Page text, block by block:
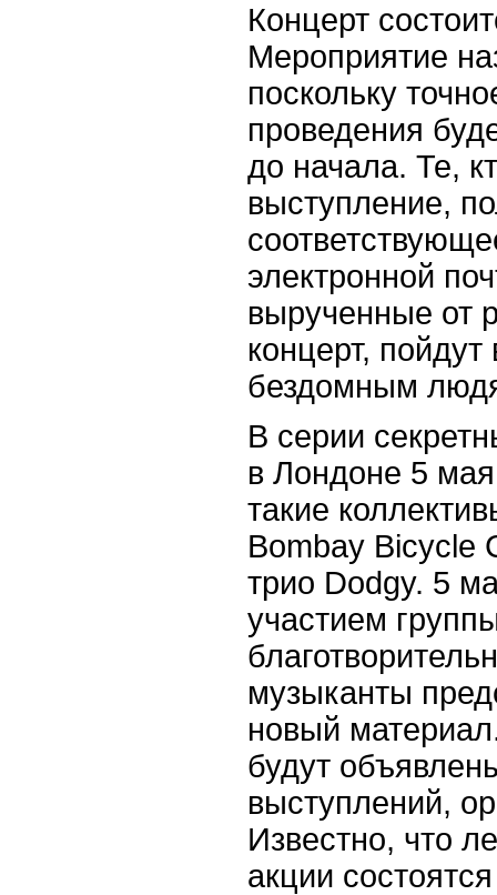
Концерт
Мероприятие
поскольку
проведения
до начала. Те,
выступление,
электронной
вырученные от
концерт,
бездомным
В серии
в Лондоне 5
такие
Bombay Bicycle
трио Dodgy. 5
участием
музыканты
новый
будут
выступлений,
Известно, что
акции